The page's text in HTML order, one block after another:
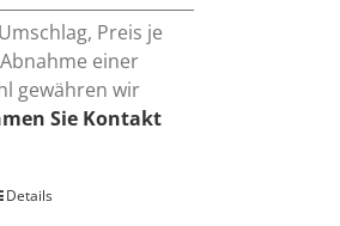
Preis je
einer
gewähren wir
Sie Kontakt
Details